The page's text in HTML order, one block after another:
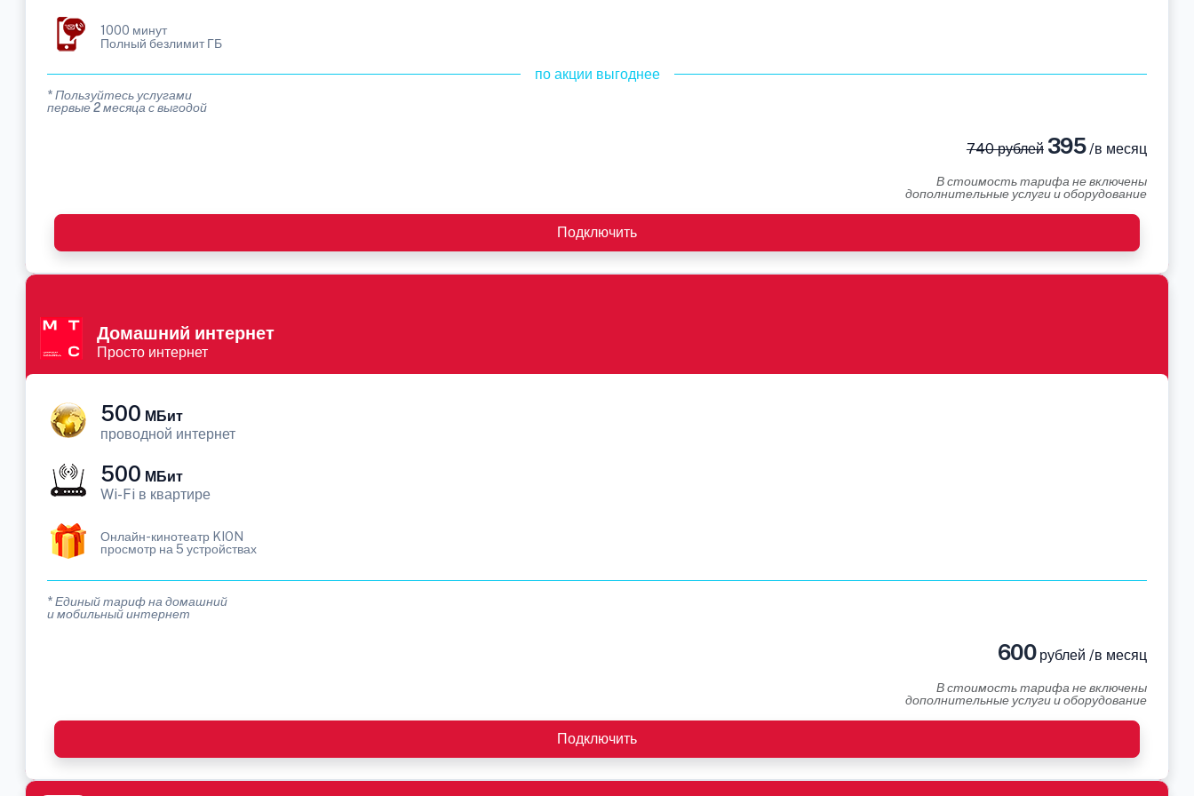
1000 минут
Полный безлимит ГБ
по акции выгоднее
* Пользуйтесь услугами
первые 2 месяца с выгодой
740 рублей395/в месяц
В стоимость тарифа не включены
дополнительные услуги и оборудование
Подключить
Домашний интернет
Просто интернет
500 МБит
проводной интернет
500 МБит
Wi-Fi в квартире
Онлайн-кинотеатр KION
просмотр на 5 устройствах
* Единый тариф на домашний
и мобильный интернет
600рублей /в месяц
В стоимость тарифа не включены
дополнительные услуги и оборудование
Подключить